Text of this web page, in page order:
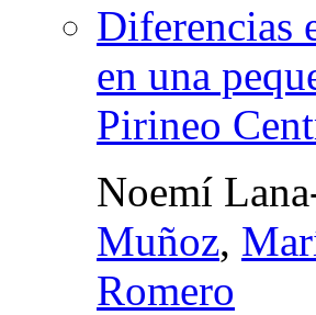
Diferencias
en una
Pirineo
Noemí
Muñoz,
Romero